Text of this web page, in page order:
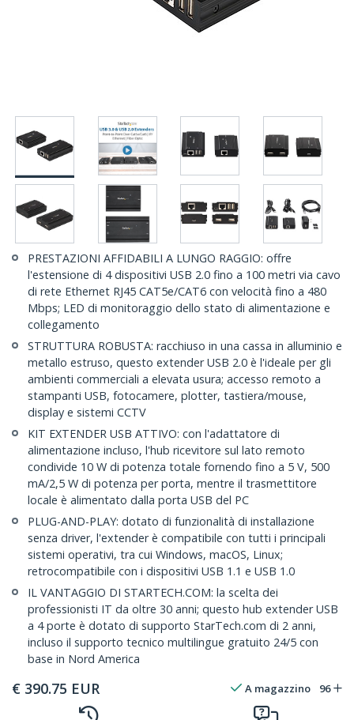
PRESTAZIONI AFFIDABILI A LUNGO RAGGIO: offre
l'estensione di 4 dispositivi USB 2.0 fino a 100 metri via cavo
di rete Ethernet RJ45 CAT5e/CAT6 con velocità fino a 480
Mbps; LED di monitoraggio dello stato di alimentazione e
collegamento
STRUTTURA ROBUSTA: racchiuso in una cassa in alluminio e
metallo estruso, questo extender USB 2.0 è l'ideale per gli
ambienti commerciali a elevata usura; accesso remoto a
stampanti USB, fotocamere, plotter, tastiera/mouse,
display e sistemi CCTV
KIT EXTENDER USB ATTIVO: con l'adattatore di
alimentazione incluso, l'hub ricevitore sul lato remoto
condivide 10 W di potenza totale fornendo fino a 5 V, 500
mA/2,5 W di potenza per porta, mentre il trasmettitore
locale è alimentato dalla porta USB del PC
PLUG-AND-PLAY: dotato di funzionalità di installazione
senza driver, l'extender è compatibile con tutti i principali
sistemi operativi, tra cui Windows, macOS, Linux;
retrocompatibile con i dispositivi USB 1.1 e USB 1.0
IL VANTAGGIO DI STARTECH.COM: la scelta dei
professionisti IT da oltre 30 anni; questo hub extender USB
a 4 porte è dotato di supporto StarTech.com di 2 anni,
incluso il supporto tecnico multilingue gratuito 24/5 con
base in Nord America
€ 390.75 EUR A magazzino 96